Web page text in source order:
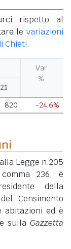
rispetto al
levariazioni
Chieti.
Var
%
820 -24,6%
Legge n.205
236, è
della
Censimento
abitazioni ed è
sulla Gazzetta